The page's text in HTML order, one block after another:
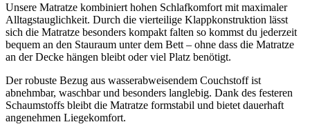
Unsere Matratze kombiniert hohen Schlafkomfort mit maximaler
Alltagstauglichkeit. Durch die vierteilige Klappkonstruktion lässt
sich die Matratze besonders kompakt falten so kommst du jederzeit
bequem an den Stauraum unter dem Bett – ohne dass die Matratze
an der Decke hängen bleibt oder viel Platz benötigt.
Der robuste Bezug aus wasserabweisendem Couchstoff ist
abnehmbar, waschbar und besonders langlebig. Dank des festeren
Schaumstoffs bleibt die Matratze formstabil und bietet dauerhaft
angenehmen Liegekomfort.